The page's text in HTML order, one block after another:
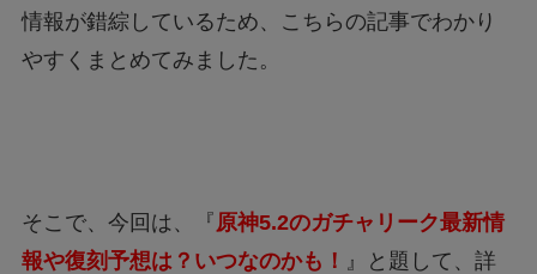
情報が錯綜しているため、こちらの記事でわかり
やすくまとめてみました。
そこで、今回は、『 原神5.2のガチャリーク最新情
報や復刻予想は？いつなのかも！ 』と題して、詳